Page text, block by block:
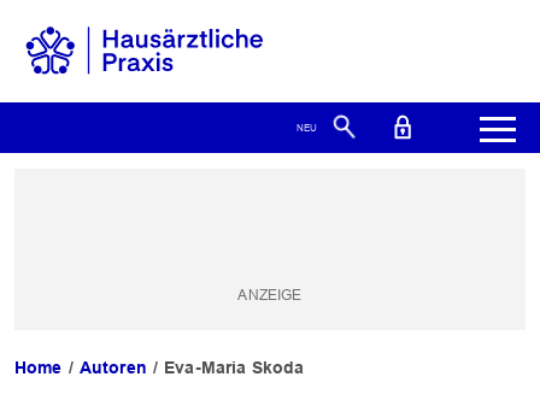
Home Autoren Eva-Maria Skoda